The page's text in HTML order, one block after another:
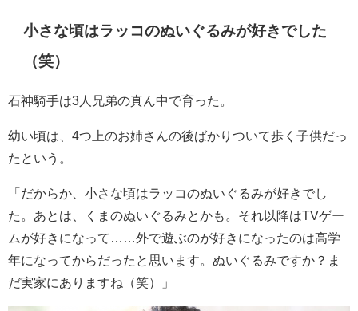
小さな頃はラッコのぬいぐるみが好きでした
（笑）
石神騎手は3人兄弟の真ん中で育った。
幼い頃は、4つ上のお姉さんの後ばかりついて歩く子供だっ
たという。
「だからか、小さな頃はラッコのぬいぐるみが好きでし
た。あとは、くまのぬいぐるみとかも。それ以降はTVゲー
ムが好きになって……外で遊ぶのが好きになったのは高学
年になってからだったと思います。ぬいぐるみですか？ま
だ実家にありますね（笑）」